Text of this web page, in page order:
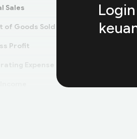
Sales
of Goods Sold (COGS)
Profit